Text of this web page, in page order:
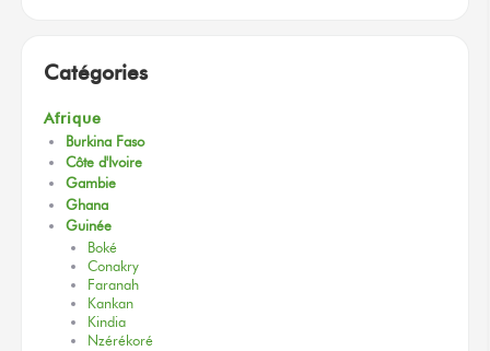
Catégories
Afrique
Burkina Faso
Côte d'Ivoire
Gambie
Ghana
Guinée
Boké
Conakry
Faranah
Kankan
Kindia
Nzérékoré